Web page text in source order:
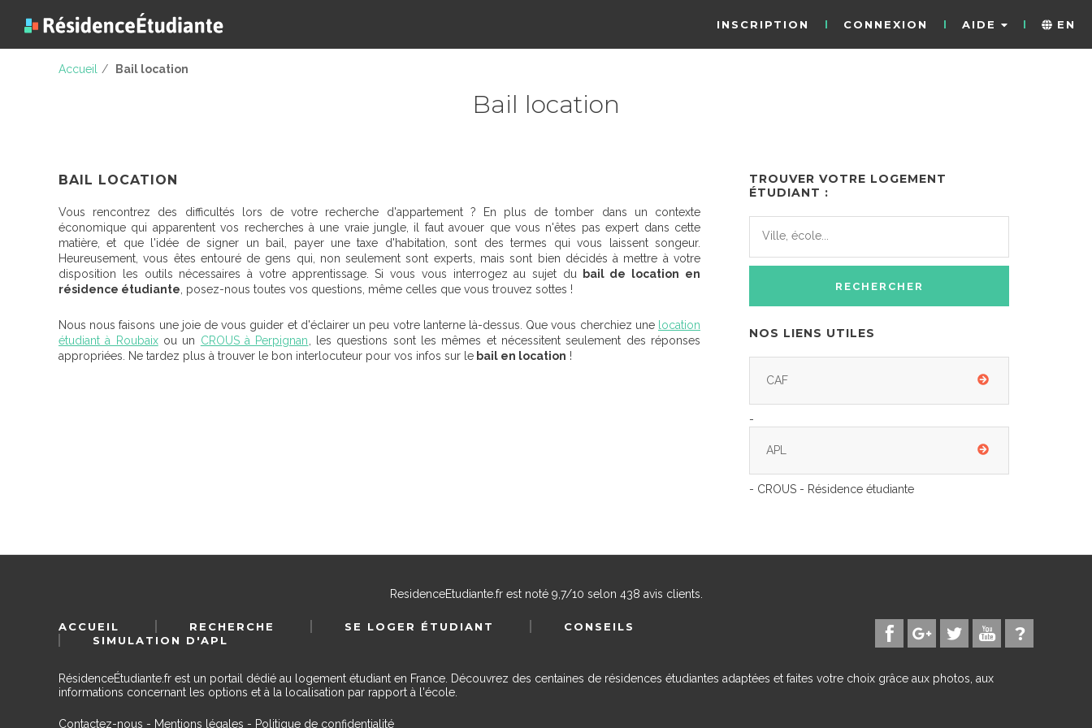
INSCRIPTION CONNEXION AIDE EN
Accueil / Bail location
Bail location
BAIL LOCATION
Vous rencontrez des difficultés lors de votre recherche d'appartement ? En plus de tomber dans un contexte
économique qui apparentent vos recherches à une vraie jungle, il faut avouer que vous n'êtes pas expert dans cette
matière, et que l'idée de signer un bail, payer une taxe d'habitation, sont des termes qui vous laissent songeur.
Heureusement, vous êtes entouré de gens qui, non seulement sont experts, mais sont bien décidés à mettre à votre
disposition les outils nécessaires à votre apprentissage. Si vous vous interrogez au sujet du bail de location en
résidence étudiante , posez-nous toutes vos questions, même celles que vous trouvez sottes !
Nous nous faisons une joie de vous guider et d'éclairer un peu votre lanterne là-dessus. Que vous cherchiez une location
étudiant à Roubaixou un CROUS à Perpignan , les questions sont les mêmes et nécessitent seulement des réponses
appropriées. Ne tardez plus à trouver le bon interlocuteur pour vos infos sur le bail en location !
TROUVER VOTRE LOGEMENT
ÉTUDIANT :
NOS LIENS UTILES
CAF
-
APL
- CROUS - Résidence étudiante
ResidenceEtudiante.frest noté 9,7/10 selon 438 avis clients.
ACCUEIL RECHERCHE SE LOGER ÉTUDIANT
CONSEILS
SIMULATION D'APL
RésidenceÉtudiante.fr est un portail dédié au logement étudiant en France. Découvrez des centaines de résidences étudiantes adaptées et faites votre choix grâce aux photos, aux
informations concernant les options et à la localisation par rapport à l'école.
Contactez-nous - Mentions légales - Politique de confidentialité